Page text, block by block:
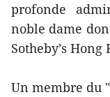
profonde
noble dame
Sotheby’s Hong
Un membre du